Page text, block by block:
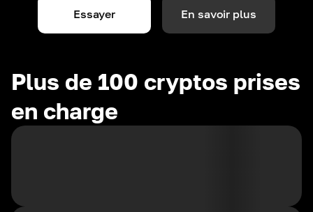
Essayer En savoir plus
Plus de 100 cryptos prises
en charge